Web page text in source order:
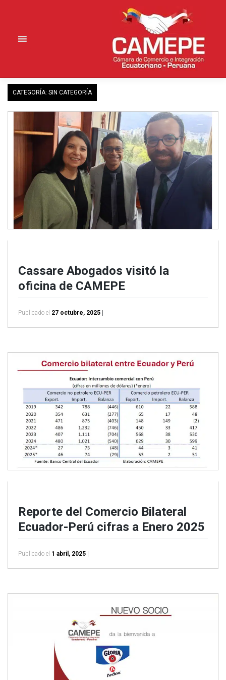
CATEGORÍA: SIN CATEGORÍA
Cassare Abogados visitó la
oficina de CAMEPE
Publicado el 27 octubre, 2025 |
Reporte del Comercio Bilateral
Ecuador-Perú cifras a Enero 2025
Publicado el 1 abril, 2025 |